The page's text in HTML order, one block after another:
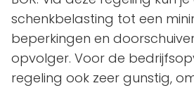
schenkbelasting tot een
beperkingen en
opvolger. Voor de
regeling ook zeer gunstig,